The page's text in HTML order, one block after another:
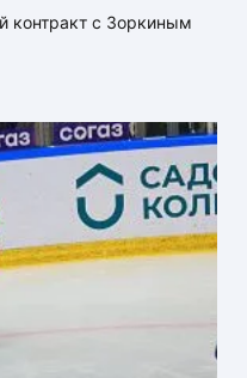
контракт с Зоркиным